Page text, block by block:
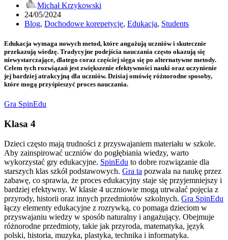
Michał Krzykowski
24/05/2024
Blog, Dochodowe korepetycje, Edukacja, Students
Edukacja wymaga nowych metod, które angażują uczniów i skutecznie
przekazują wiedzę. Tradycyjne podejścia nauczania często okazują się
niewystarczające, dlatego coraz częściej sięga się po alternatywne metody.
Celem tych rozwiązań jest zwiększenie efektywności nauki oraz uczynienie
jej bardziej atrakcyjną dla uczniów. Dzisiaj omówię różnorodne sposoby,
które mogą przyśpieszyć proces nauczania.
Gra SpinEdu
Klasa 4
Dzieci często mają trudności z przyswajaniem materiału w szkole.
Aby zainspirować uczniów do pogłębiania wiedzy, warto
wykorzystać gry edukacyjne. SpinEdu to dobre rozwiązanie dla
starszych klas szkół podstawowych. Gra ta pozwala na naukę przez
zabawę, co sprawia, że proces edukacyjny staje się przyjemniejszy i
bardziej efektywny. W klasie 4 uczniowie mogą utrwalać pojęcia z
przyrody, historii oraz innych przedmiotów szkolnych. Gra SpinEdu
łączy elementy edukacyjne z rozrywką, co pomaga dzieciom w
przyswajaniu wiedzy w sposób naturalny i angażujący. Obejmuje
różnorodne przedmioty, takie jak przyroda, matematyka, język
polski, historia, muzyka, plastyka, technika i informatyka.